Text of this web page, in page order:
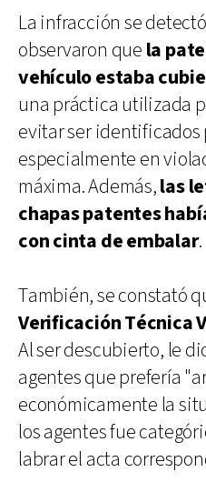
La infracción se
observaron que la
vehículo estaba
una práctica utilizada
evitar ser identificados
especialmente en
máxima. Además,las
chapas patentes
con cinta de embalar.
También, se constató
Verificación Técnica
Al ser descubierto, le
agentes que prefería
económicamente la
los agentes fue
labrar el acta